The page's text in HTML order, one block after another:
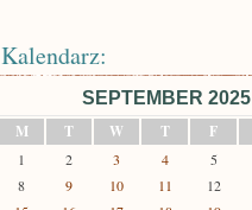
Kalendarz:
SEPTEMBER 2025
M
T W T F
1 2 3 4 5
8
9 10 11 12